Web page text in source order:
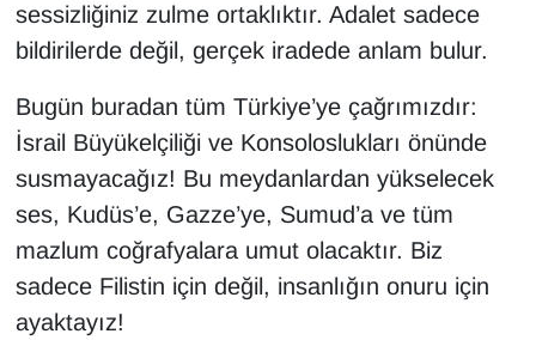
sessizliğiniz zulme ortaklıktır. Adalet sadece
bildirilerde değil, gerçek iradede anlam bulur.
Bugün buradan tüm Türkiye’ye çağrımızdır:
İsrail Büyükelçiliği ve Konsoloslukları önünde
susmayacağız! Bu meydanlardan yükselecek
ses, Kudüs’e, Gazze’ye, Sumud’a ve tüm
mazlum coğrafyalara umut olacaktır. Biz
sadece Filistin için değil, insanlığın onuru için
ayaktayız!